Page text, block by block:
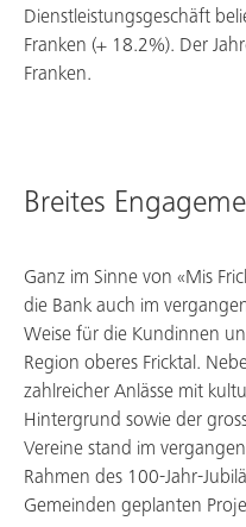
Dienstleistungsgeschäft
Franken (+ 18.2%). Der
Franken.
Breites
Ganz im Sinne von «Mis
die Bank auch im
Weise für die Kundinnen
Region oberes Fricktal.
zahlreicher Anlässe mit
Hintergrund sowie der
Vereine stand im
Rahmen des 100-Jahr-
Gemeinden geplanten